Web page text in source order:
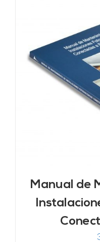
Manual de